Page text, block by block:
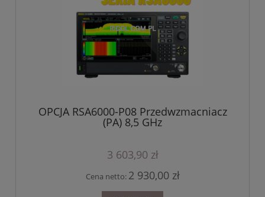
OPCJA RSA6000-P08 Przedwzmacniacz
(PA) 8,5 GHz
3 603,90 zł
Cena netto: 2 930,00 zł